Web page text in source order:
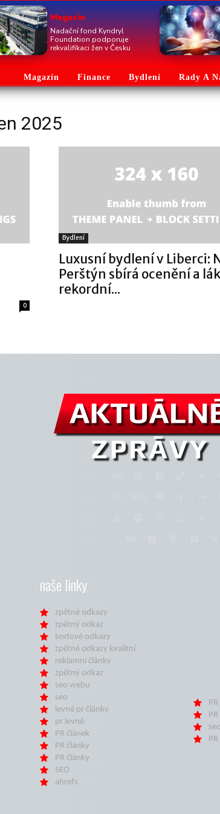
Magazín
Nadační fond Kyndryl
Foundation podporuje
rekvalifikaci žen v Česku
Magazín Finance Bydlení Rady A
2025
0
Bydlení
Luxusní bydlení v Liberci:
Perštýn sbírá ocenění a
rekordní...
naše linky
zpětné odkazy
zpětný odkaz
textové odkazy
zpětné odkazy kvalitní
reklamní články
zpětný odkaz
seo webu
seo
levné pr články
pr levně
PR článek
PR články
PR články
SEO
ahrefs